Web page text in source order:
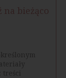
bieżąco
treści